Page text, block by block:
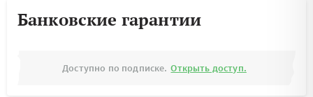
Банковские гарантии
Доступно по подписке. Открыть доступ.